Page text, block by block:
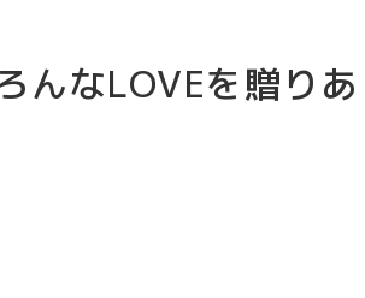
んなLOVEを贈りあ